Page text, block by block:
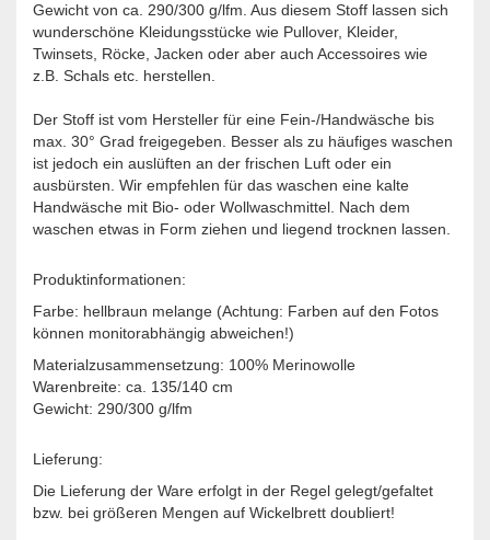
Gewicht von ca. 290/300 g/lfm. Aus diesem Stoff lassen sich
wunderschöne Kleidungsstücke wie Pullover, Kleider,
Twinsets, Röcke, Jacken oder aber auch Accessoires wie
z.B. Schals etc. herstellen.
Der Stoff ist vom Hersteller für eine Fein-/Handwäsche bis
max. 30° Grad freigegeben. Besser als zu häufiges waschen
ist jedoch ein auslüften an der frischen Luft oder ein
ausbürsten. Wir empfehlen für das waschen eine kalte
Handwäsche mit Bio- oder Wollwaschmittel. Nach dem
waschen etwas in Form ziehen und liegend trocknen lassen.
Produktinformationen:
Farbe: hellbraun melange (Achtung: Farben auf den Fotos
können monitorabhängig abweichen!)
Materialzusammensetzung: 100% Merinowolle
Warenbreite: ca. 135/140 cm
Gewicht: 290/300 g/lfm
Lieferung:
Die Lieferung der Ware erfolgt in der Regel gelegt/gefaltet
bzw. bei größeren Mengen auf Wickelbrett doubliert!